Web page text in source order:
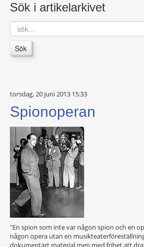
Sök i artikelarkivet
sök...
Sök
torsdag, 20 juni 2013 15:33
Spionoperan
"En spion som inte var någon spion och en
någon opera utan en
dokumentärt material men med frihet att